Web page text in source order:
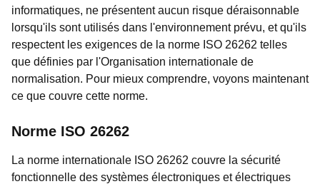
informatiques, ne présentent aucun risque déraisonnable
lorsqu'ils sont utilisés dans l'environnement prévu, et qu'ils
respectent les exigences de la norme ISO 26262 telles
que définies par l'Organisation internationale de
normalisation. Pour mieux comprendre, voyons maintenant
ce que couvre cette norme.
Norme ISO 26262
La norme internationale ISO 26262 couvre la sécurité
fonctionnelle des systèmes électroniques et électriques